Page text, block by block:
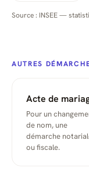
Source : INSEE —
AUTRES
Acte de
Pour un
de nom, une
démarche
ou fiscale.